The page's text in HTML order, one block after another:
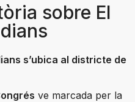
sobre El
s’ubica al districte de
ve marcada per la